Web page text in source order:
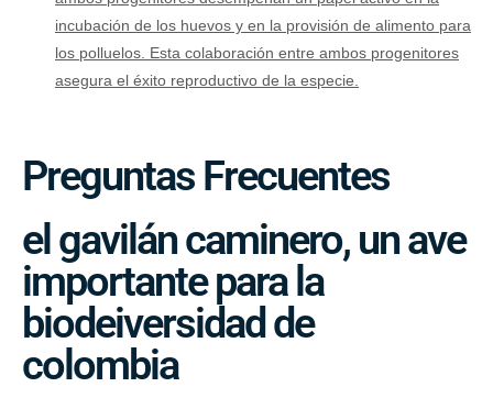
incubación de los huevos y en la provisión de alimento para
los polluelos. Esta colaboración entre ambos progenitores
asegura el éxito reproductivo de la especie.
Preguntas Frecuentes
el gavilán caminero, un ave
importante para la
biodeiversidad de
colombia